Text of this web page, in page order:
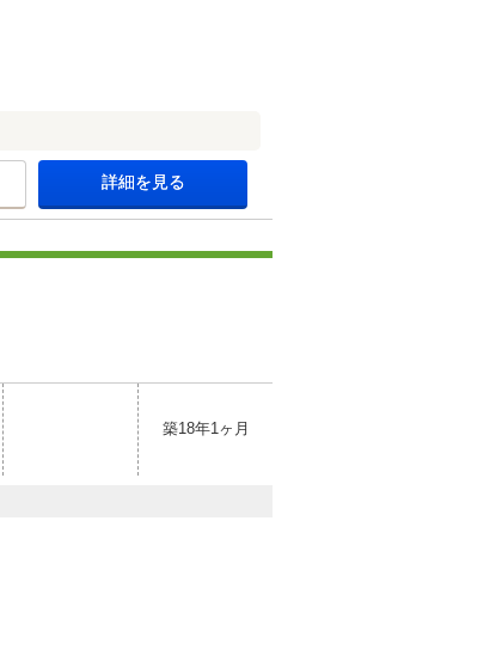
詳細を見る
築18年1ヶ月